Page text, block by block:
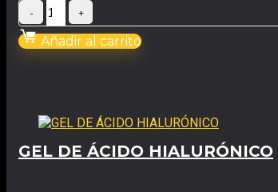
Añadir al carrito
GEL DE ÁCIDO HIALURÓNICO